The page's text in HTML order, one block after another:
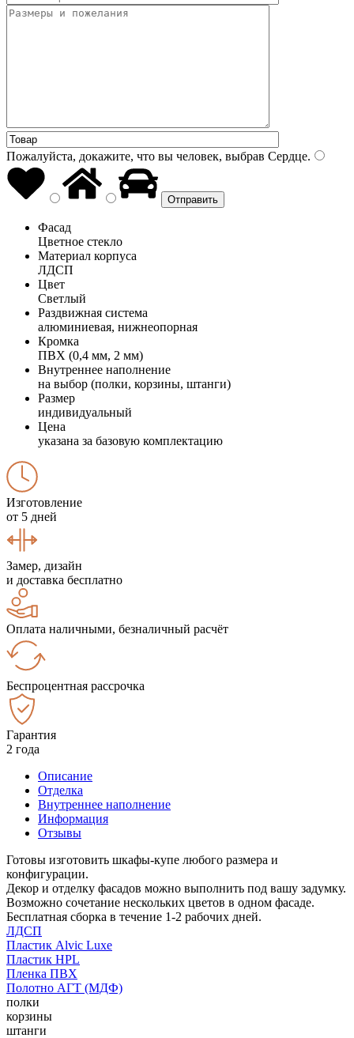
Пожалуйста, докажите, что вы человек, выбрав Сердце.
Фасад
Цветное стекло
Материал корпуса
ЛДСП
Цвет
Светлый
Раздвижная система
алюминиевая, нижнеопорная
Кромка
ПВХ (0,4 мм, 2 мм)
Внутреннее наполнение
на выбор (полки, корзины, штанги)
Размер
индивидуальный
Цена
указана за базовую комплектацию
Изготовление
от 5 дней
Замер, дизайн
и доставка бесплатно
Оплата наличными, безналичный расчёт
Беспроцентная рассрочка
Гарантия
2 года
Описание
Отделка
Внутреннее наполнение
Информация
Отзывы
Готовы изготовить шкафы-купе любого размера и
конфигурации.
Декор и отделку фасадов можно выполнить под вашу задумку.
Возможно сочетание нескольких цветов в одном фасаде.
Бесплатная сборка в течение 1-2 рабочих дней.
ЛДСП
Пластик Alvic Luxe
Пластик HPL
Пленка ПВХ
Полотно АГТ (МДФ)
полки
корзины
штанги